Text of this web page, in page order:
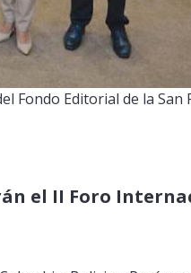
Fondo Editorial de la San
el II Foro